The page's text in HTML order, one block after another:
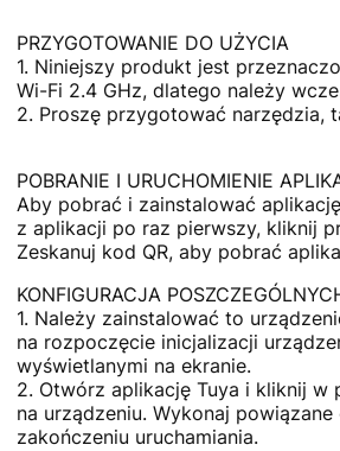
PRZYGOTOWANIE DO UŻYCIA
1. Niniejszy produkt jest
Wi-Fi 2.4 GHz, dlatego należy
2. Proszę przygotować narzędzia,
POBRANIE I URUCHOMIENIE
Aby pobrać i zainstalować
z aplikacji po raz pierwszy, kliknij
Zeskanuj kod QR, aby pobrać
KONFIGURACJA
1. Należy zainstalować to
na rozpoczęcie inicjalizacji
wyświetlanymi na ekranie.
2. Otwórz aplikację Tuya i kliknij w
na urządzeniu. Wykonaj
zakończeniu uruchamiania.